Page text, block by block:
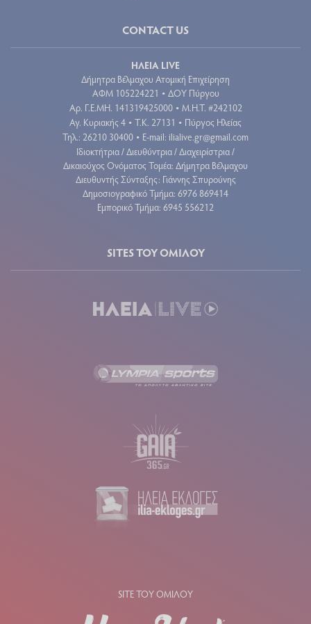
CONTACT US
ΗΛΕΙΑ LIVE
Δήμητρα Βέλμαχου Ατομική Επιχείρηση
ΑΦΜ 105224221 • ΔΟΥ Πύργου
Aρ. Γ.Ε.ΜΗ. 141319425000 • Μ.Η.Τ. #242102
Αγ. Κυριακής 4 • Τ.Κ. 27131 • Πύργος Ηλείας
Τηλ.: 26210 30400 • E-mail: ilialive.gr@gmail.com
Ιδιοκτήτρια / Διευθύντρια / Διαχειρίστρια /
Δικαιούχος Ονόματος Τομέα: Δήμητρα Βέλμαχου
Διευθυντής Σύνταξης: Γιάννης Σπυρούνης
Δημοσιογραφικό Τμήμα: 6976 869414
Εμπορικό Τμήμα: 6945 556212
SITES ΤΟΥ ΟΜΙΛΟΥ
SITE ΤΟΥ ΟΜΙΛΟΥ